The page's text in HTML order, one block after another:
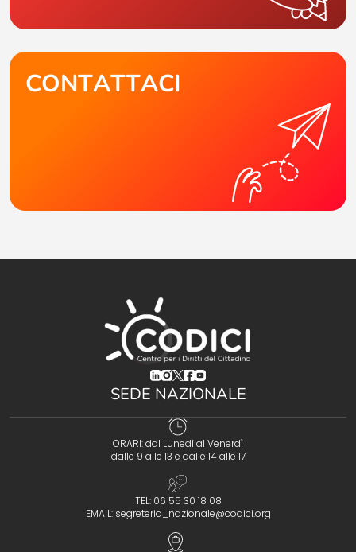
CONTATTACI
(opens in a new tab)
(opens in a new tab)
(opens in a new tab)
(opens in a new tab)
(opens in a new tab)
SEDE NAZIONALE
ORARI: dal Lunedì al Venerdì
dalle 9 alle 13 e dalle 14 alle 17
TEL: 06 55 30 18 08
EMAIL: segreteria_nazionale@codici.org